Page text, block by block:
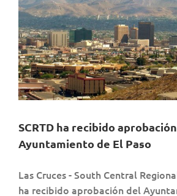
SCRTD ha recibido
Ayuntamiento de El Paso
Las Cruces - South Central
ha recibido aprobación del